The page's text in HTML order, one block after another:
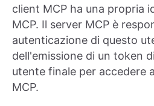
client MCP ha una propria
MCP. Il server MCP è
autenticazione di questo
dell'emissione di un token
utente finale per accedere
MCP.